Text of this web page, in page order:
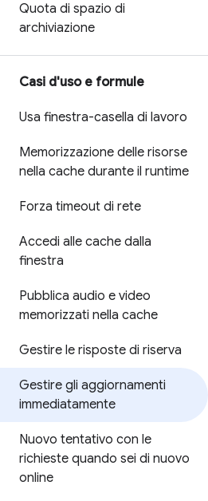
Quota di spazio di
archiviazione
Casi d'uso e formule
Usa finestra-casella di lavoro
Memorizzazione delle risorse
nella cache durante il runtime
Forza timeout di rete
Accedi alle cache dalla
finestra
Pubblica audio e video
memorizzati nella cache
Gestire le risposte di riserva
Gestire gli aggiornamenti
immediatamente
Nuovo tentativo con le
richieste quando sei di nuovo
online